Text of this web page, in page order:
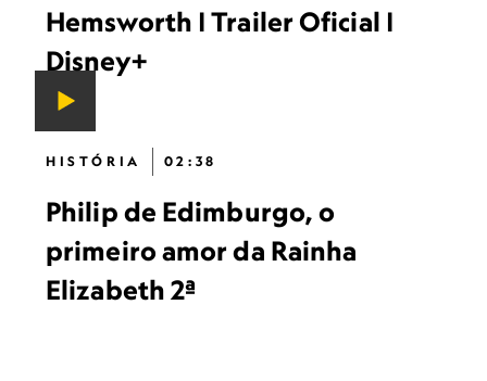
Hemsworth | Trailer Oficial |
Disney+
HISTÓRIA 02:38
Philip de Edimburgo, o
primeiro amor da Rainha
Elizabeth 2ª